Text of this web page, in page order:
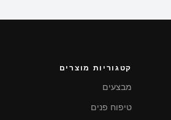
קטגוריות מוצרים
מבצעים
טיפוח פנים